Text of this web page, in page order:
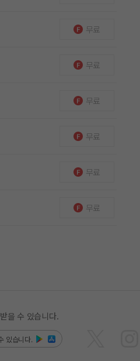
무료
무료
무료
무료
무료
무료
을 수 있습니다.
있습니다.